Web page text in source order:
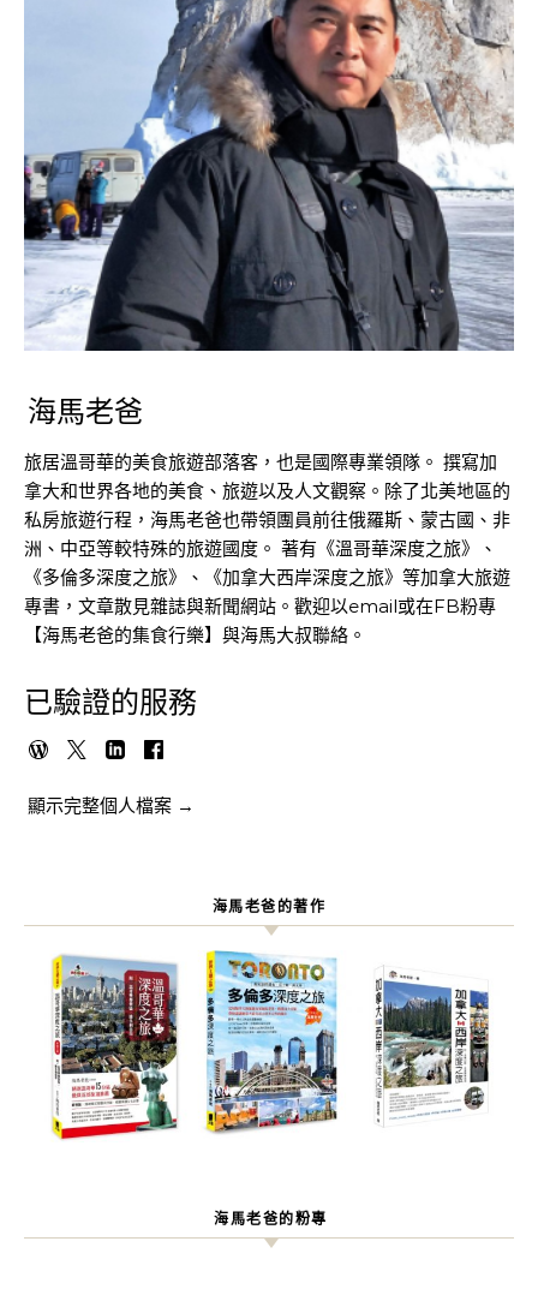
海馬老爸
旅居溫哥華的美食旅遊部落客，也是國際專業領隊。 撰寫加
拿大和世界各地的美食、旅遊以及人文觀察。除了北美地區的
私房旅遊行程，海馬老爸也帶領團員前往俄羅斯、蒙古國、非
洲、中亞等較特殊的旅遊國度。 著有《溫哥華深度之旅》、
《多倫多深度之旅》、《加拿大西岸深度之旅》等加拿大旅遊
專書，文章散見雜誌與新聞網站。歡迎以email或在FB粉專
【海馬老爸的集食行樂】與海馬大叔聯絡。
已驗證的服務
顯示完整個人檔案 →
海馬老爸的著作
海馬老爸的粉專